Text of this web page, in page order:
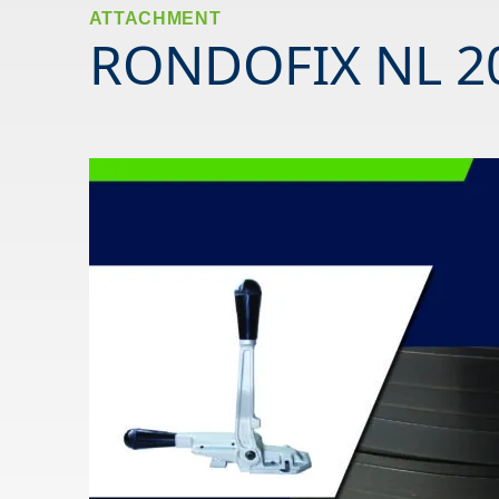
ATTACHMENT
RONDOFIX NL